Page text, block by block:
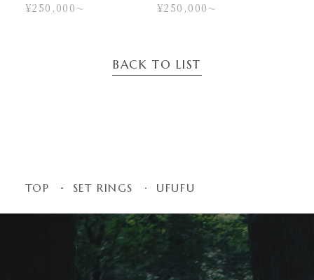
¥250,000〜 ¥250,000〜
BACK TO LIST
TOP SET RINGS UFUFU